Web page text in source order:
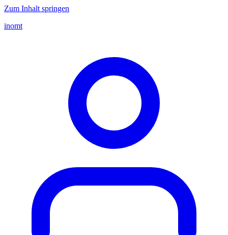
Zum Inhalt springen
inomt